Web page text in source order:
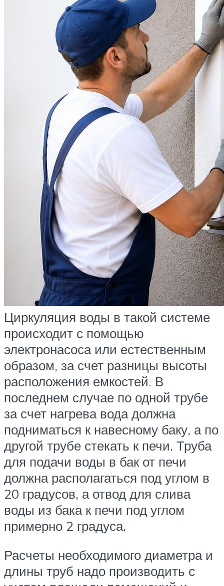
Циркуляция воды в такой системе
происходит с помощью
электронасоса или естественным
образом, за счет разницы высоты
расположения емкостей. В
последнем случае по одной трубе
за счет нагрева вода должна
подниматься к навесному баку, а по
другой трубе стекать к печи. Труба
для подачи воды в бак от печи
должна располагаться под углом в
20 градусов, а отвод для слива
воды из бака к печи под углом
примерно 2 градуса.
Расчеты необходимого диаметра и
длины труб надо производить с